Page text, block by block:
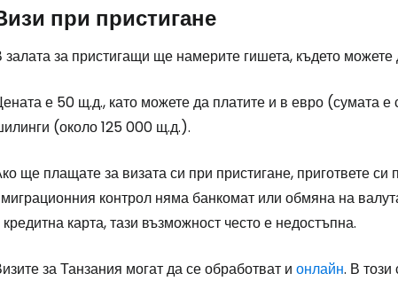
при пристигане
залата за пристигащи ще намерите гишета, където можете
е 50 щ.д., като можете да платите и в евро (сумата
(около 125 000 щ.д.).
ще плащате за визата си при пристигане, пригответе
контрол няма банкомат или обмяна на
кредитна карта, тази възможност често е недостъпна.
за Танзания могат да се обработват и онлайн. В този